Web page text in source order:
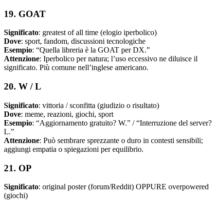
19. GOAT
Significato: greatest of all time (elogio iperbolico)
Dove: sport, fandom, discussioni tecnologiche
Esempio: “Quella libreria è la GOAT per DX.”
Attenzione: Iperbolico per natura; l’uso eccessivo ne diluisce il
significato. Più comune nell’inglese americano.
20. W / L
Significato: vittoria / sconfitta (giudizio o risultato)
Dove: meme, reazioni, giochi, sport
Esempio: “Aggiornamento gratuito? W.” / “Interruzione del server?
L.”
Attenzione: Può sembrare sprezzante o duro in contesti sensibili;
aggiungi empatia o spiegazioni per equilibrio.
21. OP
Significato: original poster (forum/Reddit) OPPURE overpowered
(giochi)